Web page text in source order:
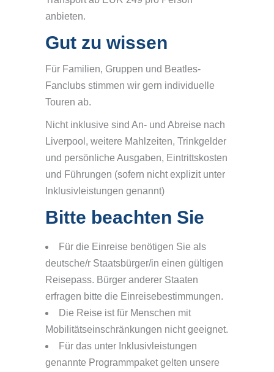
anbieten.
Gut zu wissen
Für Familien, Gruppen und Beatles-
Fanclubs stimmen wir gern individuelle
Touren ab.
Nicht inklusive sind An- und Abreise nach
Liverpool, weitere Mahlzeiten, Trinkgelder
und persönliche Ausgaben, Eintrittskosten
und Führungen (sofern nicht explizit unter
Inklusivleistungen genannt)
Bitte beachten Sie
Für die Einreise benötigen Sie als
deutsche/r Staatsbürger/in einen gültigen
Reisepass. Bürger anderer Staaten
erfragen bitte die Einreisebestimmungen.
Die Reise ist für Menschen mit
Mobilitätseinschränkungen nicht geeignet.
Für das unter Inklusivleistungen
genannte Programmpaket gelten unsere